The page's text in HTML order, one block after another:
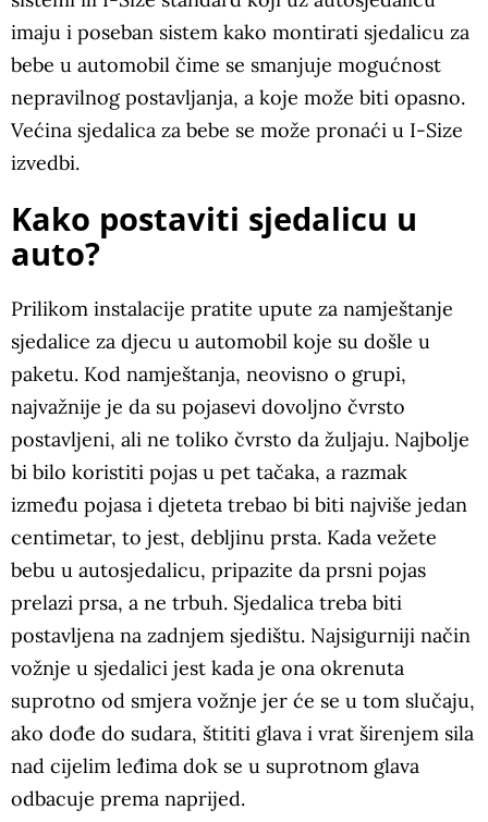
imaju i poseban sistem kako montirati sjedalicu za
bebe u automobil čime se smanjuje mogućnost
nepravilnog postavljanja, a koje može biti opasno.
Većina sjedalica za bebe se može pronaći u I-Size
izvedbi.
Kako postaviti sjedalicu u
auto?
Prilikom instalacije pratite upute za namještanje
sjedalice za djecu u automobil koje su došle u
paketu. Kod namještanja, neovisno o grupi,
najvažnije je da su pojasevi dovoljno čvrsto
postavljeni, ali ne toliko čvrsto da žuljaju. Najbolje
bi bilo koristiti pojas u pet tačaka, a razmak
između pojasa i djeteta trebao bi biti najviše jedan
centimetar, to jest, debljinu prsta. Kada vežete
bebu u autosjedalicu, pripazite da prsni pojas
prelazi prsa, a ne trbuh. Sjedalica treba biti
postavljena na zadnjem sjedištu. Najsigurniji način
vožnje u sjedalici jest kada je ona okrenuta
suprotno od smjera vožnje jer će se u tom slučaju,
ako dođe do sudara, štititi glava i vrat širenjem sila
nad cijelim leđima dok se u suprotnom glava
odbacuje prema naprijed.